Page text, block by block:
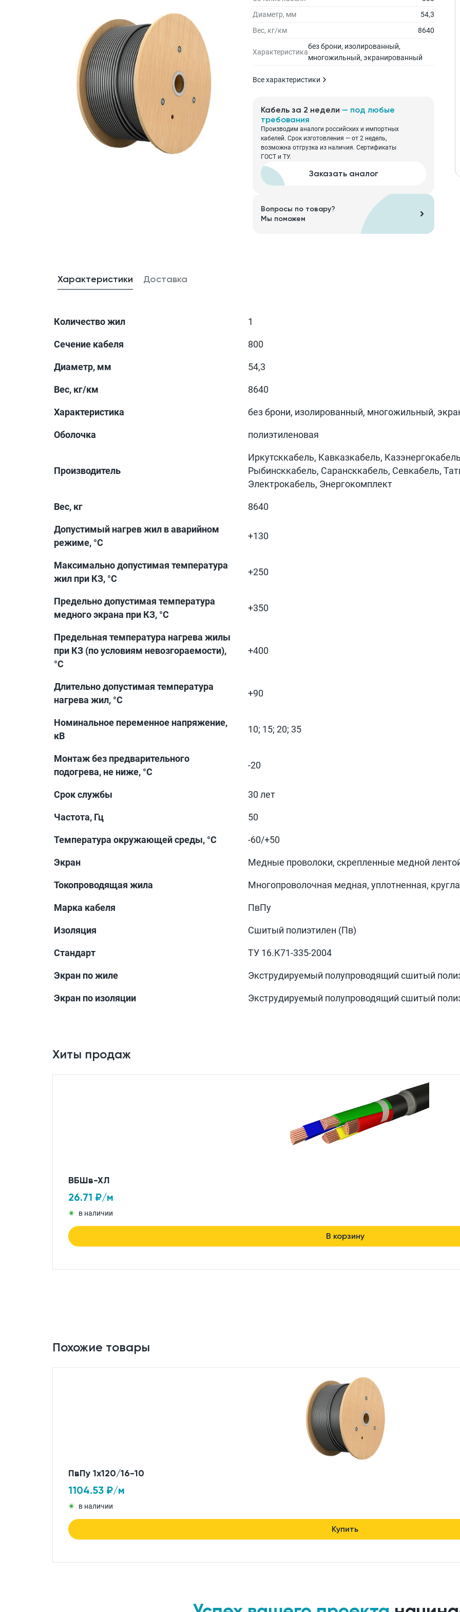
Диаметр, мм
54,3
Вес, кг/км
8640
Характеристика
без брони, изолированный,
многожильный, экранированный
Все характеристики
Кабель за 2 недели — под любые
требования
Производим аналоги российских и импортных
кабелей. Срок изготовления — от 2 недель,
возможна отгрузка из наличия. Сертификаты
ГОСТ и ТУ.
Заказать аналог
Вопросы по товару?
Мы поможем
Характеристики Доставка
Количество жил 1
Сечение кабеля 800
Диаметр, мм 54,3
Вес, кг/км 8640
Характеристика без брони, изолированный, многожильный,
Оболочка полиэтиленовая
Производитель
Иркутсккабель, Кавказкабель,
Рыбинсккабель, Сарансккабель, Севкабель,
Электрокабель, Энергокомплект
Вес, кг 8640
Допустимый нагрев жил в аварийном
режиме, °С
+130
Максимально допустимая температура
жил при КЗ, °С
+250
Предельно допустимая температура
медного экрана при КЗ, °С
+350
Предельная температура нагрева жилы
при КЗ (по условиям невозгораемости),
°С
+400
Длительно допустимая температура
нагрева жил, °С
+90
Номинальное переменное напряжение,
кВ
10; 15; 20; 35
Монтаж без предварительного
подогрева, не ниже, °С
-20
Срок службы 30 лет
Частота, Гц 50
Температура окружающей среды, °С -60/+50
Экран Медные проволоки, скрепленные медной
Токопроводящая жила Многопроволочная медная, уплотненная,
Марка кабеля ПвПу
Изоляция Сшитый полиэтилен (Пв)
Стандарт ТУ 16.К71-335-2004
Экран по жиле Экструдируемый полупроводящий сшитый
Экран по изоляции Экструдируемый полупроводящий сшитый
Хиты продаж
ВБШв-ХЛ
26.71 ₽/м
в наличии
В корзину
Похожие товары
ПвПу 1x120/16-10
1104.53 ₽/м
в наличии
Купить